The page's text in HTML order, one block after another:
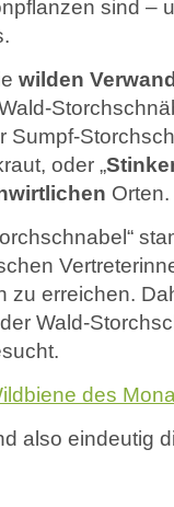
sind –
wilden
Sumpf-
oder „
Orten.
zu erreichen.
Wald-
des
also eindeutig